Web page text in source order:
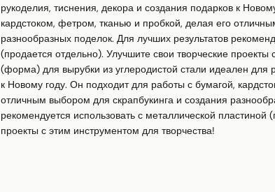
рукоделия, тиснения, декора и создания подарков к
кардстоком, фетром, тканью и пробкой, делая его
разнообразных поделок. Для лучших результатов
(продается отдельно). Улучшите свои творческие
(форма) для вырубки из углеродистой стали идеален для
к Новому году. Он подходит для работы с бумагой,
отличным выбором для скрапбукинга и создания
рекомендуется использовать с металлической пластиной
проекты с этим инструментом для творчества!